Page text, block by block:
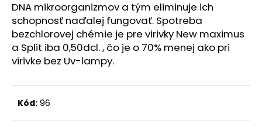
DNA mikroorganizmov a tým eliminuje ich
schopnosť naďalej fungovať. Spotreba
bezchlorovej chémie je pre virivky New maximus
a Split iba 0,50dcl. , čo je o 70% menej ako pri
virivke bez Uv-lampy.
Kód: 96
O
d
p
o
r
č
a
m